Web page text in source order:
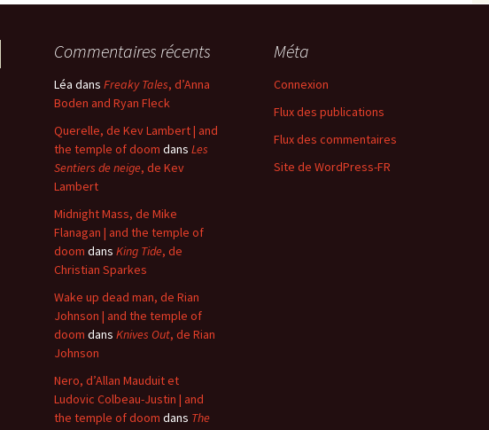
Commentaires récents
Léa dans Freaky Tales, d’Anna
Boden and Ryan Fleck
Querelle, de Kev Lambert | and
the temple of doom dans Les
Sentiers de neige, de Kev
Lambert
Midnight Mass, de Mike
Flanagan | and the temple of
doom dans King Tide, de
Christian Sparkes
Wake up dead man, de Rian
Johnson | and the temple of
doom dans Knives Out, de Rian
Johnson
Nero, d’Allan Mauduit et
Ludovic Colbeau-Justin | and
the temple of doom dans The
Méta
Connexion
Flux des publications
Flux des commentaires
Site de WordPress-FR